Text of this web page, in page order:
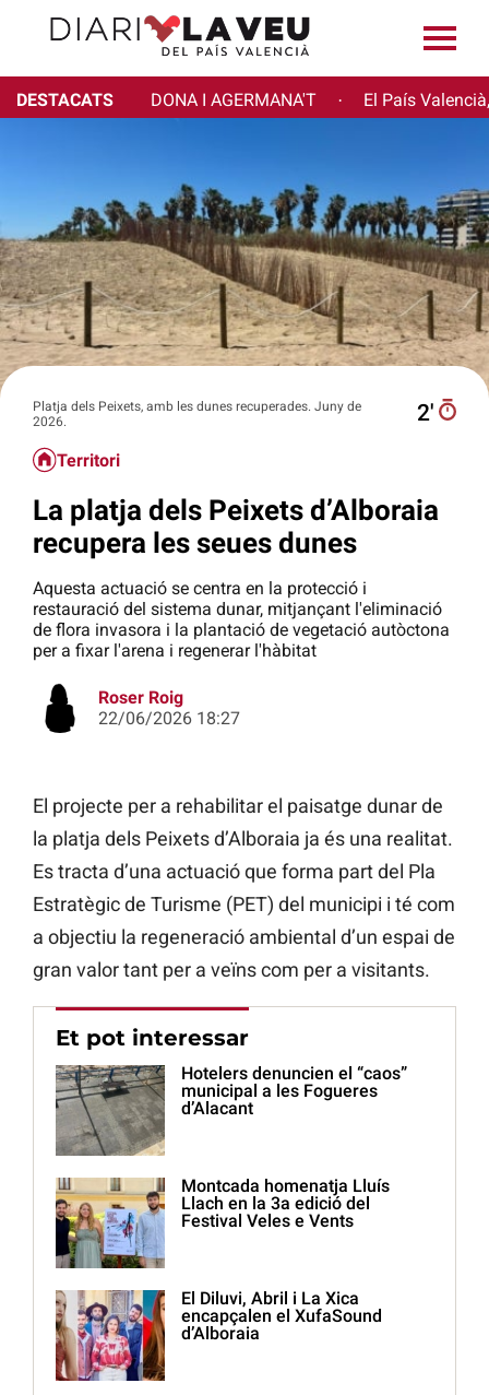
DESTACATS DONA I AGERMANA'T · El País
Platja dels Peixets, amb les dunes recuperades. Juny de
2026.
2′
Territori
La platja dels Peixets d’Alboraia
recupera les seues dunes
Aquesta actuació se centra en la protecció i
restauració del sistema dunar, mitjançant l'eliminació
de flora invasora i la plantació de vegetació autòctona
per a fixar l'arena i regenerar l'hàbitat
Roser Roig
22/06/2026 18:27
El projecte per a rehabilitar el paisatge dunar de
la platja dels Peixets d’Alboraia ja és una realitat.
Es tracta d’una actuació que forma part del Pla
Estratègic de Turisme (PET) del municipi i té com
a objectiu la regeneració ambiental d’un espai de
gran valor tant per a veïns com per a visitants.
Et pot interessar
Hotelers denuncien el “caos”
municipal a les Fogueres
d’Alacant
Montcada homenatja Lluís
Llach en la 3a edició del
Festival Veles e Vents
El Diluvi, Abril i La Xica
encapçalen el XufaSound
d’Alboraia